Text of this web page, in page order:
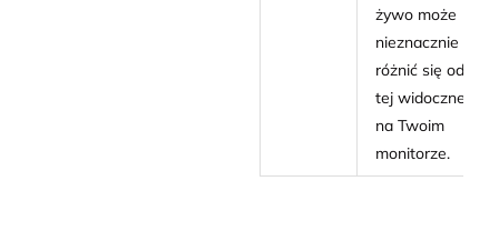
żywo może
nieznacznie
różnić się od
tej widocznej
na Twoim
monitorze.